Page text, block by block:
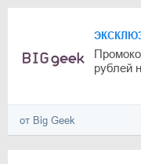
рублей
от Big Geek